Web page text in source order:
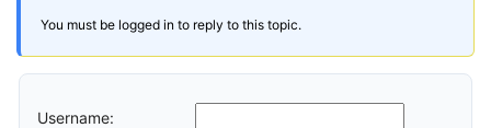
You must be logged in to reply to this topic.
Username: